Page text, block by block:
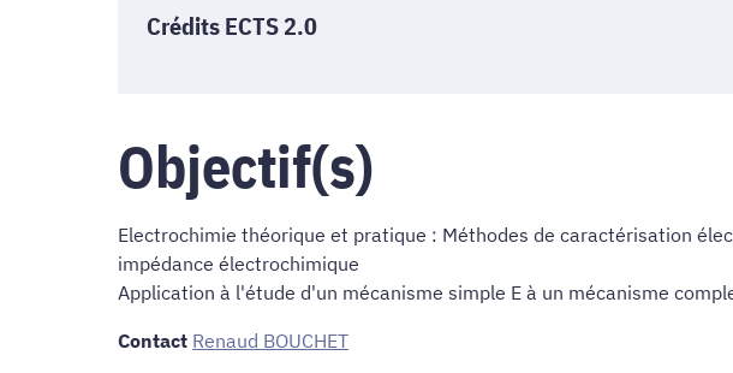
Crédits ECTS 2.0
Objectif(s)
Electrochimie théorique et pratique : Méthodes de caractérisation
impédance électrochimique
Application à l'étude d'un mécanisme simple E à un mécanisme
Contact Renaud BOUCHET